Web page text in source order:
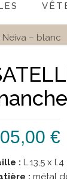
Neiva – blanc
€
: L.13,5 x
: métal